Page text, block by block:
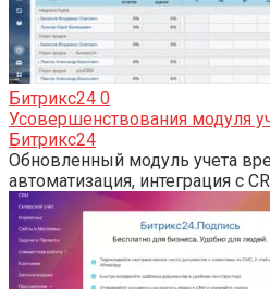
Битрикс24 0
Усовершенствования модуля
Битрикс24
Обновленный модуль учета
автоматизация, интеграция с